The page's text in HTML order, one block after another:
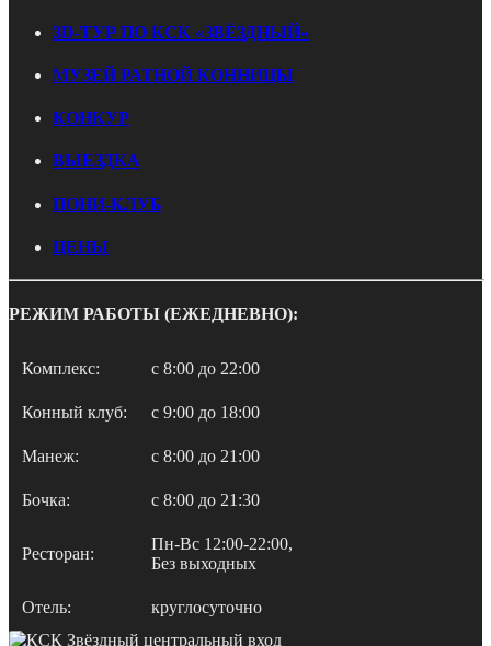
3D-ТУР ПО КСК «ЗВЁЗДНЫЙ»
МУЗЕЙ РАТНОЙ КОННИЦЫ
КОНКУР
ВЫЕЗДКА
ПОНИ-КЛУБ
ЦЕНЫ
РЕЖИМ РАБОТЫ (ЕЖЕДНЕВНО):
Комплекс: c 8:00 до 22:00
Конный клуб: c 9:00 до 18:00
Манеж: c 8:00 до 21:00
Бочка: c 8:00 до 21:30
Ресторан:
Пн-Вс 12:00-22:00,
Без выходных
Отель: круглосуточно